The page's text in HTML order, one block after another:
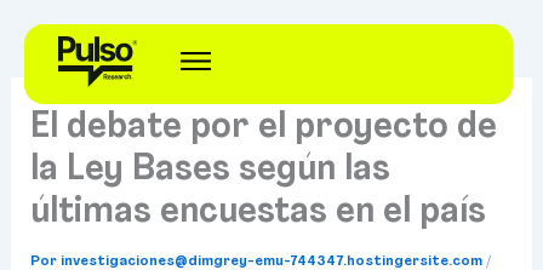
contenido
El debate por el proyecto de
la Ley Bases según las
últimas encuestas en el país
Por investigaciones@dimgrey-emu-744347.hostingersite.com /